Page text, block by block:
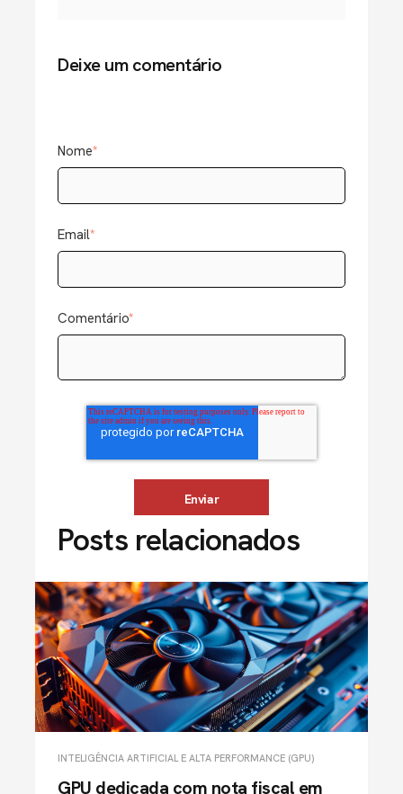
Deixe um comentário
Nome*
Email*
Comentário*
Posts relacionados
INTELIGÊNCIA ARTIFICIAL E ALTA PERFORMANCE (GPU)
GPU dedicada com nota fiscal em